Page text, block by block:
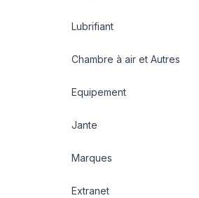
Lubrifiant
Chambre à air et Autres
Equipement
Jante
Marques
Extranet